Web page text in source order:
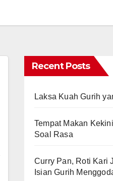
Recent Posts
Laksa Kuah Gurih
Tempat Makan
Soal Rasa
Curry Pan, Roti Kari
Isian Gurih